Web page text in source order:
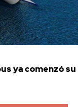
ya comenzó su